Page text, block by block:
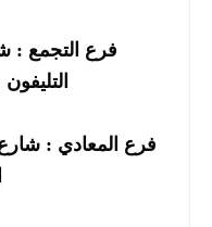
فرع التجمع :
التليفون :
فرع المعادي :